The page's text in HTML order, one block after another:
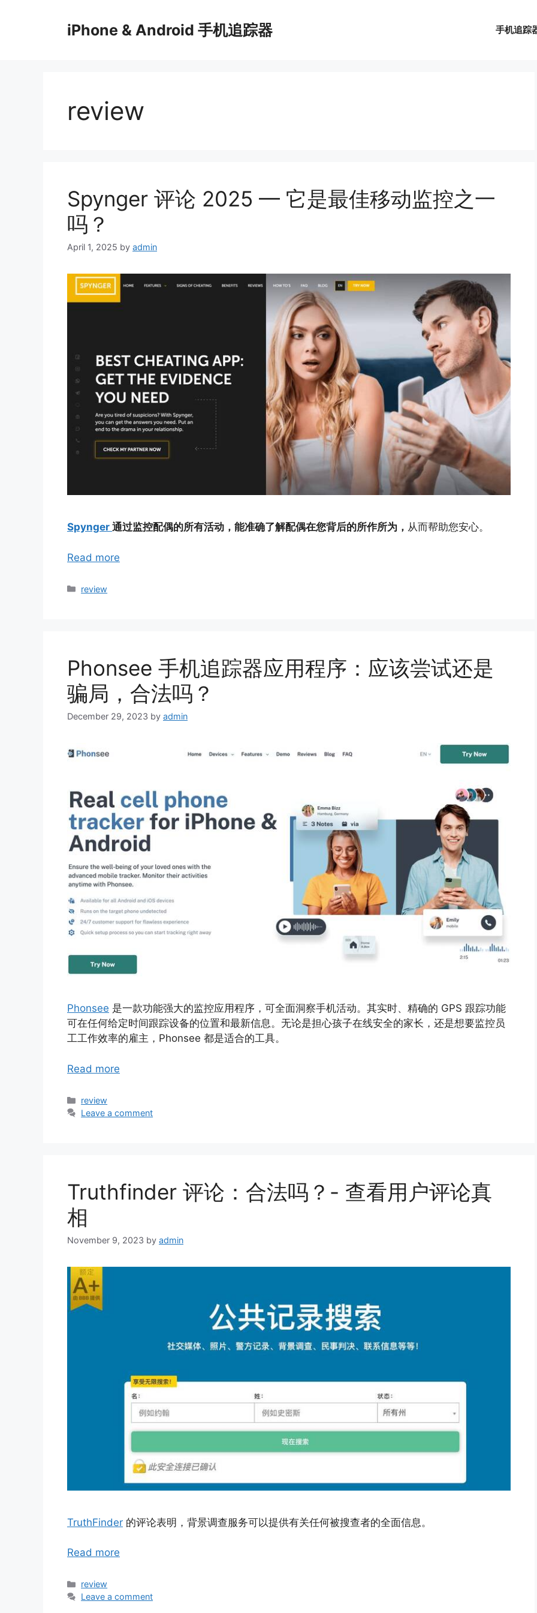
iPhone & Android 手机追踪器 手机追踪
review
Spynger 评论 2025 — 它是最佳移动监控之一
吗？
April 1, 2025 by admin
Spynger 通过监控配偶的所有活动，能准确了解配偶在您背后的所作所为， 从而帮助您安心。
Read more
Categories
review
Phonsee 手机追踪器应用程序：应该尝试还是
骗局，合法吗？
December 29, 2023 by admin
Phonsee 是一款功能强大的监控应用程序，可全面洞察手机活动。其实时、精确的 GPS 跟踪功能
可在任何给定时间跟踪设备的位置和最新信息。无论是担心孩子在线安全的家长，还是想要监控员
工工作效率的雇主，Phonsee 都是适合的工具。
Read more
Categories
review
Leave a comment
Truthfinder 评论：合法吗？- 查看用户评论真
相
November 9, 2023 by admin
TruthFinder 的评论表明，背景调查服务可以提供有关任何被搜查者的全面信息。
Read more
Categories
review
Leave a comment